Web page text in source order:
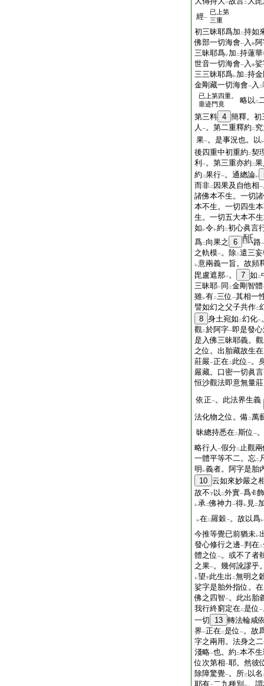
一 二
經一
已上第
三重
初三昧耶爲加 二持如
佛部一切海會一 入 中
三昧耶爲レ加 二持蓮
世音一切海會一 入 中
三三昧耶爲レ加 二持
金剛藏一切海會一 入 二
已上第四重。
垂迹門竟
略以 二
第三料 4 簡釋。初
人 一。第二重釋約 二
果一。是事況也。以 レ
後四重中初重約 二契
利 一。第三重亦約 二
約 二果行一。通總論レ
而非二 因果及自他相一
諸佛本不生。一切
本不生。一切四生
生。一切五大本不
如 レ令レ約 二初心眞言
爲二 向果之 6 路一
之軌模一。除二遣三
レ意兩義一旨。故頻
毘盧遮那一。 7 如 二
三昧耶一 同 二金剛智體
雖レ有二三位 一其相一
譬如幻之父子共作二
8 身土宛如 二幻化一
觀二於阿字一即是發
是入佛三昧耶義。觀
之位。出胎藏故生在
莊嚴一正在二 此位 一。
嚴藏。口密一切眞
恒沙觀法即意無量
依正一。此法界生義
法化物之位。備 二萬
昧總持悉在二斯位 一
略行人 一假分二止觀
一體平等不二。忘二
明 レ義者。阿字是胎
10 云如來妙嚴之
故不下 以 二外實一爲
レ承二佛神力 一得レ 見二
レ在二羅穀一。故以爲レ
今推等覺已前猶未レ
發心修行之邊一判在二
體之位 一。或不了者
之果一。幾何訛謬乎
レ望下此生出 二無明之
娑字是胎外指位。在
佛之四智一。此出胎
我行終窮定在二是位 一
一切
13 轉法輪咸
界一正在二是位 一。故
字之兩用。法身之
淺略一也。約 二本不
位次第相一耶。然彼
除障驚覺一。所三 以名
耶有 二九種別
。